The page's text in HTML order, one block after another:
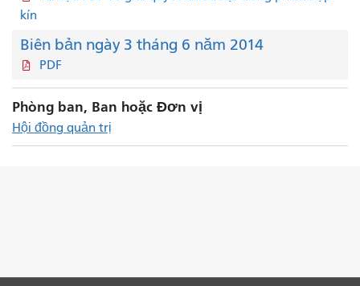
kín
Biên bản ngày 3 tháng 6 năm 2014
PDF
Phòng ban, Ban hoặc Đơn vị
Hội đồng quản trị